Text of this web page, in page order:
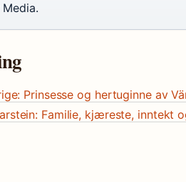
Prinsesse og hertuginne av
Familie, kjæreste, inntekt